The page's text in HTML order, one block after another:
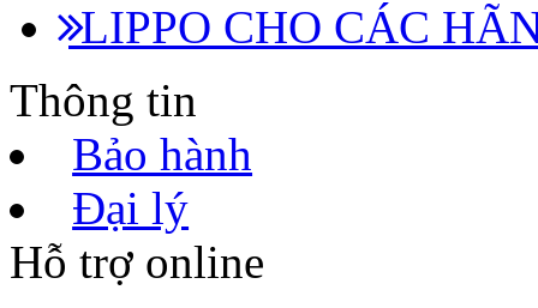
LIPPO CHO CÁC
Thông tin
Bảo hành
Đại lý
Hỗ trợ online